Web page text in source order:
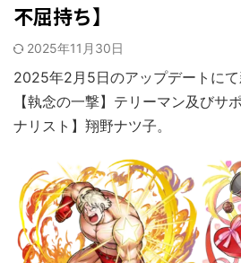
不屈持ち】
2025年11月30日
2025年2月5日のアップデートに
【執念の一撃】テリーマン及びサ
ナリスト】翔野ナツ子。